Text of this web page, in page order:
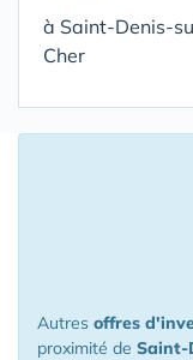
à Saint-Denis-
Cher
Autres offres
proximité de Saint-